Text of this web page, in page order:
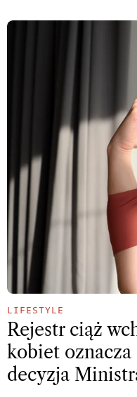
LIFESTYLE
Rejestr ciąż
kobiet oznacza
decyzja